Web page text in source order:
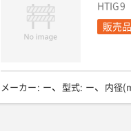
HTIG9
販売品
メーカー : ー 型式: ー 内径